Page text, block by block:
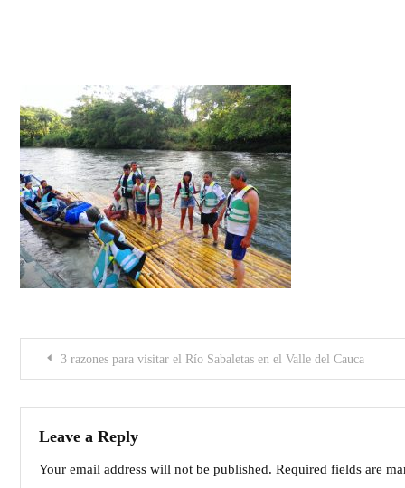
Post3 razones para visitar el Río Sabaletas en el Valle del Cauca
Leave a Reply
Your email address will not be published. Required fields are